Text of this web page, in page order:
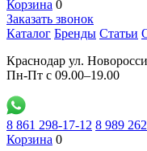
Корзина 0
Заказать звонок
Каталог Бренды Статьи
Краснодар ул.
Пн-Пт с 09.00–19.00
8 861 298-17-12 8 989
Корзина 0